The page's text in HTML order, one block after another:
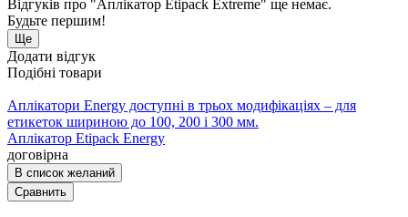
Відгуків про "Аплікатор Etipack Extreme" ще немає.
Будьте першим!
Ще
Додати відгук
Подібні товари
Аплікатори Energy доступні в трьох модифікаціях – для
етикеток шириною до 100, 200 і 300 мм.
Аплікатор Etipack Energy
договірна
В список желаний
Сравнить